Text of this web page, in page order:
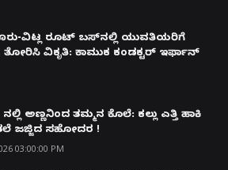
ವಿಟ್ಲ ರೂಟ್ ಬಸ್‌ನಲ್ಲಿ ಯುವತಿಯರಿಗೆ
ತೋರಿಸಿ ವಿಕೃತಿ: ಕಾಮುಕ ಕಂಡಕ್ಟರ್ ಇರ್ಫಾನ್
ನಲ್ಲಿ ಅಣ್ಣನಿಂದ ತಮ್ಮನ ಕೊಲೆ: ಕಲ್ಲು ಎತ್ತಿ ಹಾಕಿ
ಜಜ್ಜಿದ ಸಹೋದರ !
03:00:00 PM